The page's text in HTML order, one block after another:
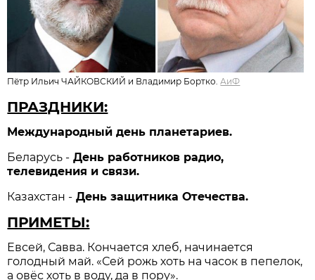
Пётр Ильич ЧАЙКОВСКИЙ и Владимир Бортко. АиФ
ПРАЗДНИКИ:
Международный день планетариев.
Беларусь - День работников радио,
телевидения и связи.
Казахстан - День защитника Отечества.
ПРИМЕТЫ:
Евсей, Савва. Кончается хлеб, начинается
голодный май. «Сей рожь хоть на часок в пепелок,
а овёс хоть в воду, да в пору».